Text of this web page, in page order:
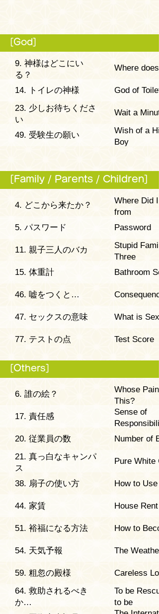
[God]
9. 神様はどこにい
る？
Where does
14. トイレの神様
God of Toilet
23. 少しお待ちくださ
い
Wait a
49. 受験生の願い
Wish of a
Boy
[Family / Parents / Children]
4. どこから来たか？
Where Did I
from
5. パスワード
Password
11. 親子三人のバカ
Stupid
Three
15. 体重計
Bathroom
46. 嘘をつくと…
47. セックスの意味 What is Sex?
77. テストの点 Test Score
[Others]
6. 誰の絵？
Whose
This?
17. 責任感
Sense of
20. 従業員の数
Number of
21. 真っ白なキャンパ
ス
Pure White
38. 扇子の使い方 How to Use
44. 家賃 House Rent
51. 裕福になる方法 How to
54. 天気予報 The
59. 粗忽の殿様
Careless
64. 救助されるべき
か…
To be
to be